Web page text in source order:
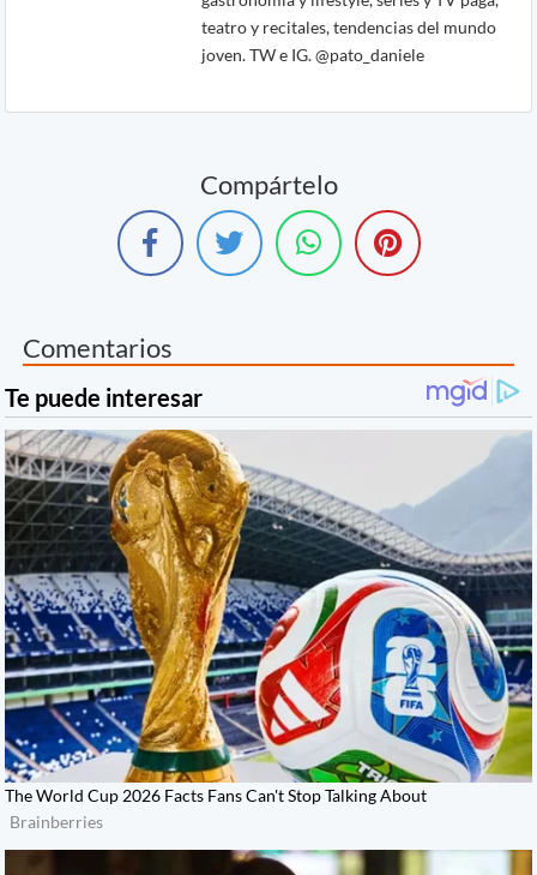
teatro y recitales, tendencias del mundo
joven. TW e IG. @pato_daniele
Compártelo
Comentarios